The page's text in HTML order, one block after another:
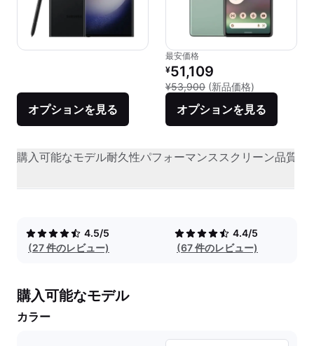
オプションを見る
最安価格
リファービッシュ品の価格：
¥51,109
¥53,900 (新品価格)
オプションを見る
購入可能なモデル耐久性パフォーマンススクリーン品質
4.5/5
(27 件のレビュー)
4.4/5
(67 件のレビュー)
購入可能なモデル
カラー